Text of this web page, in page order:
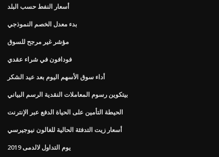
أسعار النفط حسب البلد
بدء معدل الخصم النموذجي
مؤشر غير مرجح للسوق
فودافون في شراء عقدي
أداء سوق الأسهم اليوم بعد عيد الشكر
بيتكوين رسوم المعاملات النقدية الرسم البياني
الحيطة التأمين على الحياة الدفع عبر الإنترنت
أسعار زيت التدفئة الحالية للغالون نيوجيرسي
يوم التداول لالدمى 2019